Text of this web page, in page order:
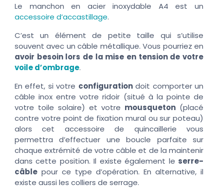
Le manchon en acier inoxydable A4 est un
accessoire d’accastillage.
C’est un élément de petite taille qui s’utilise
souvent avec un câble métallique. Vous pourriez en
avoir besoin lors de la mise en tension de votre
voile d’ombrage.
En effet, si votre configurationdoit comporter un
câble inox entre votre ridoir (situé à la pointe de
votre toile solaire) et votre mousqueton (placé
contre votre point de fixation mural ou sur poteau)
alors cet accessoire de quincaillerie vous
permettra d’effectuer une boucle parfaite sur
chaque extrémité de votre câble et de la maintenir
dans cette position. Il existe également le serre-
câble pour ce type d’opération. En alternative, il
existe aussi les colliers de serrage.